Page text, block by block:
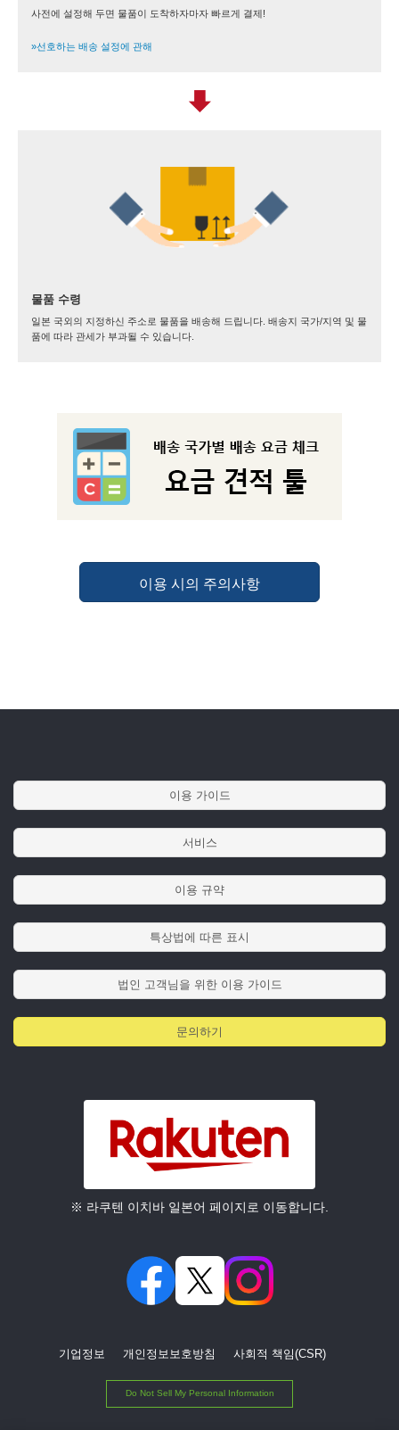
사전에 설정해 두면 물품이 도착하자마자 빠르게 결제!
»선호하는 배송 설정에 관해
물품 수령
일본 국외의 지정하신 주소로 물품을 배송해 드립니다. 배송지 국가/지역 및 물
품에 따라 관세가 부과될 수 있습니다.
이용 시의 주의사항
이용 가이드
서비스
이용 규약
특상법에 따른 표시
법인 고객님을 위한 이용 가이드
문의하기
※ 라쿠텐 이치바 일본어 페이지로 이동합니다.
기업정보 개인정보보호방침 사회적 책임(CSR)
Do Not Sell My Personal Information